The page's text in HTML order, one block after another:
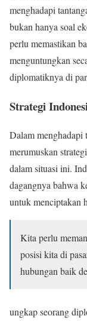
menghadapi
bukan hanya soal
perlu memastikan
menguntungkan
diplomatiknya di
Strategi
Dalam menghadapi
merumuskan
dalam situasi ini.
dagangnya bahwa
untuk menciptakan
Kita perlu
posisi kita di
hubungan baik
ungkap seorang